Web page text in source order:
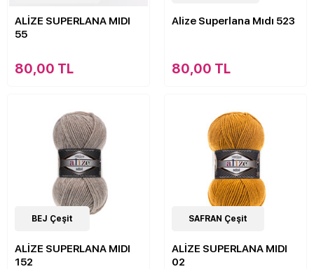
ALİZE SUPERLANA MIDI
55
80,00 TL
Alize Superlana Mıdı 523
80,00 TL
44Çeşit
BEJ Çeşit
ALİZE SUPERLANA MIDI
152
44Çeşit
SAFRAN Çeşit
ALİZE SUPERLANA MIDI
02